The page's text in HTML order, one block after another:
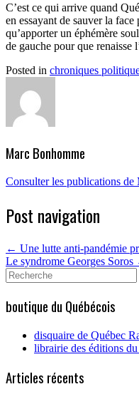
C’est ce qui arrive quand
en essayant de sauver la
qu’apporter un éphémère
de gauche pour que renaisse
Posted in chroniques
Marc Bonhomme
Consulter les publications
Post navigation
← Une lutte anti-pandémie
Le syndrome Georges Soros
Search
for:
boutique du Québécois
disquaire de Québec
librairie des éditions
Articles récents